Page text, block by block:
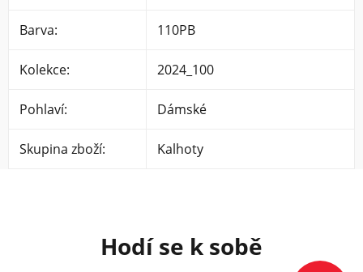
Barva: 110PB
Kolekce: 2024_100
Pohlaví: Dámské
Skupina zboží: Kalhoty